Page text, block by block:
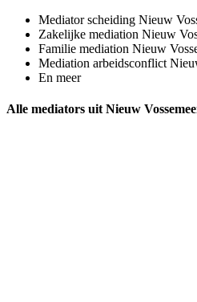
Mediator scheiding Nieuw
Zakelijke mediation Nieuw
Familie mediation Nieuw
Mediation arbeidsconflict
En meer
Alle mediators uit Nieuw